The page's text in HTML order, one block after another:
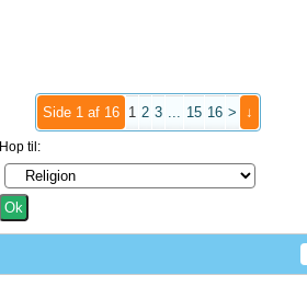
Side 1 af 16 1 2 3 ... 15 16 > ↓
Hop til: